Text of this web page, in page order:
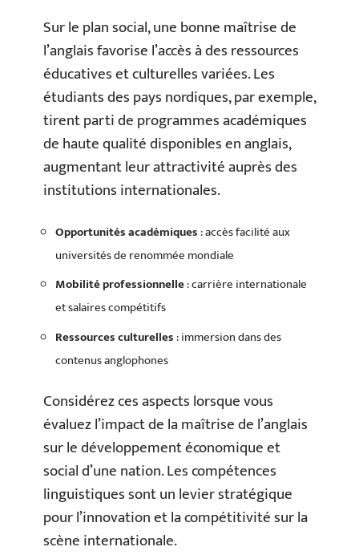
Sur le plan social, une bonne maîtrise de
l’anglais favorise l’accès à des ressources
éducatives et culturelles variées. Les
étudiants des pays nordiques, par exemple,
tirent parti de programmes académiques
de haute qualité disponibles en anglais,
augmentant leur attractivité auprès des
institutions internationales.
Opportunités académiques: accès facilité aux
universités de renommée mondiale
Mobilité professionnelle: carrière internationale
et salaires compétitifs
Ressources culturelles: immersion dans des
contenus anglophones
Considérez ces aspects lorsque vous
évaluez l’impact de la maîtrise de l’anglais
sur le développement économique et
social d’une nation. Les compétences
linguistiques sont un levier stratégique
pour l’innovation et la compétitivité sur la
scène internationale.